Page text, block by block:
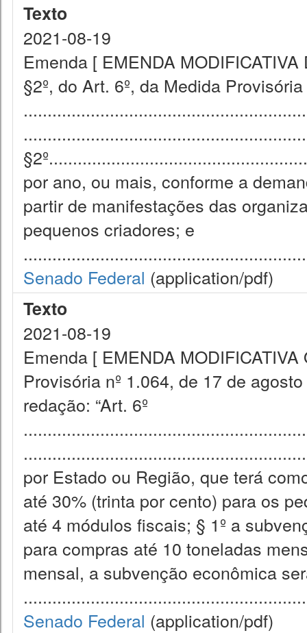
Texto
2021-08-19
Emenda [ EMENDA
§2º, do Art. 6º, da Medida
por ano, ou mais, conforme a
partir de manifestações das
pequenos criadores; e
Senado Federal (application/pdf)
Texto
2021-08-19
Emenda [ EMENDA
Provisória nº 1.064, de 17 de
redação: “Art. 6º
por Estado ou Região, que terá
até 30% (trinta por cento) para os
até 4 módulos fiscais; § 1º a
para compras até 10 toneladas
mensal, a subvenção econômica
Senado Federal (application/pdf)